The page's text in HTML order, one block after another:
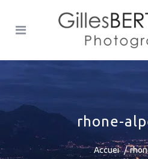
rhone-
Accuei